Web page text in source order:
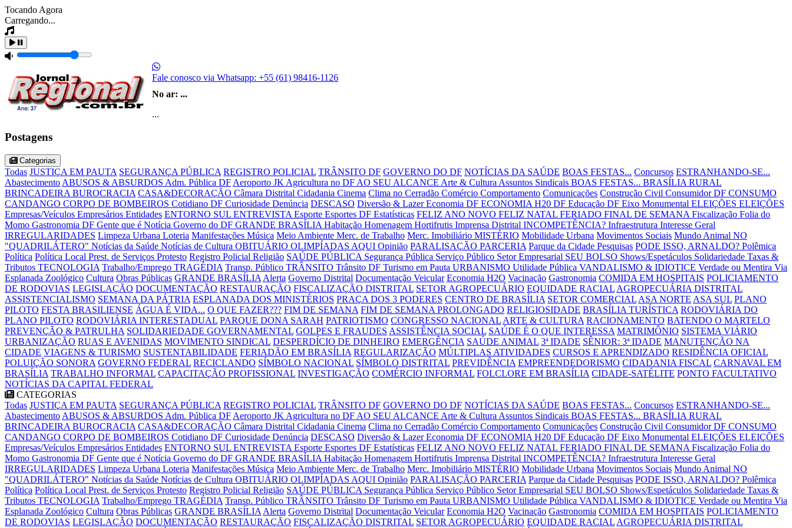
Tocando Agora
Carregando...
Fale conosco via Whatsapp: +55 (61) 98416-1126
No ar: ...
...
Postagens
Categorias
Todas JUSTIÇA EM PAUTA SEGURANÇA PÚBLICA REGISTRO POLICIAL TRÂNSITO DF GOVERNO DO DF NOTÍCIAS DA SAÚDE BOAS FESTAS... Concursos ESTRANHANDO-SE...
AbastecimentoABUSOS & ABSURDOS Adm. Pública DFAeroporto JKAgricultura no DFAO SEU ALCANCE Arte & CulturaAssuntos Sindicais BOAS FESTAS... BRASÍLIA RURAL
BRINCADEIRABUROCRACIA CASA&DECORAÇÃO Câmara Distrital Cidadania Cinema Clima no Cerradão Comércio Comportamento Comunicações Construção Civil Consumidor DF CONSUMO
CANDANGO CORPO DE BOMBEIROS Cotidiano DF Curiosidade Denúncia DESCASO Diversão & LazerEconomia DF ECONOMIA H20 DF Educação DF Eixo Monumental ELEIÇÕES ELEIÇÕES
Empresas/Veículos Empresários Entidades ENTORNO SUL ENTREVISTAEsporte Esportes DF Estatísticas FELIZ ANO NOVO FELIZ NATAL FERIADO FINAL DE SEMANAFiscalização Folia do
Momo Gastronomia DF Gente que é Notícia Governo do DF GRANDE BRASÍLIAHabitação Homenagem Hortifrutis Imprensa Distrital INCOMPETÊNCIA? Infraestrutura Interesse Geral
IRREGULARIDADES Limpeza Urbana Loteria Manifestações Música Meio Ambiente Merc. de Trabalho Merc. Imobiliário MISTÉRIO Mobilidade Urbana Movimentos Sociais Mundo Animal NO
"QUADRILÁTERO" Notícias da Saúde Notícias de Cultura OBITUÁRIO OLIMPÍADAS AQUI Opinião PARALISAÇÃO PARCERIA Parque da Cidade Pesquisas PODE ISSO, ARNALDO? Polêmica
Política Política Local Prest. de Serviços Protesto Registro Policial Religião SAÚDE PÚBLICA Segurança Pública Serviço Público Setor Empresarial SEU BOLSO Shows/Espetáculos Solidariedade Taxas &
Tributos TECNOLOGIA Trabalho/Emprego TRAGÉDIA Transp. Público TRÂNSITO Trânsito DF Turismo em Pauta URBANISMO Utilidade Pública VANDALISMO & IDIOTICE Verdade ou Mentira Via
Esplanada Zoológico Cultura Obras Públicas GRANDE BRASÍLIAAlerta Governo Distrital Documentação Veicular Economia H2O Vacinação Gastronomia COMIDA EM HOSPITAIS POLICIAMENTO
DE RODOVIAS LEGISLAÇÃO DOCUMENTAÇÃO RESTAURAÇÃO FISCALIZAÇÃO DISTRITAL SETOR AGROPECUÁRIO EQUIDADE RACIALAGROPECUÁRIA DISTRITAL
ASSISTENCIALISMO SEMANA DA PÁTRIA ESPLANADA DOS MINISTÉRIOS PRAÇA DOS 3 PODERES CENTRO DE BRASÍLIA SETOR COMERCIALASA NORTE ASA SUL PLANO
PILOTO FESTA BRASILIENSE ÁGUA É VIDA... O QUE FAZER??? FIM DE SEMANA FIM DE SEMANA PROLONGADO RELIGIOSIDADE BRASÍLIA TURÍSTICA RODOVIÁRIA DO
PLANO PILOTO RODOVIÁRIA INTERESTADUAL PARQUE DONA SARAH PATRIOTISMO CONGRESSO NACIONALARTE & CULTURA RACIONAMENTO BATENDO O MARTELO
PREVENÇÃO & PATRULHA SOLIDARIEDADE GOVERNAMENTAL GOLPES E FRAUDES ASSISTÊNCIA SOCIAL SAÚDE É O QUE INTERESSA MATRIMÔNIO SISTEMA VIÁRIO
URBANIZAÇÃO RUAS E AVENIDAS MOVIMENTO SINDICAL DESPERDÍCIO DE DINHEIRO EMERGÊNCIA SAÚDE ANIMAL 3ª IDADE SÊNIOR: 3ª IDADE MANUTENÇÃO NA
CIDADE VIAGENS & TURISMO SUSTENTABILIDADE FERIADÃO EM BRASÍLIA REGULARIZAÇÃO MÚLTIPLAS ATIVIDADES CURSOS E APRENDIZADO RESIDÊNCIA OFICIAL
POLUIÇÃO SONORA GOVERNO FEDERAL RECICLANDO SÍMBOLO NACIONAL SÍMBOLO DISTRITAL PREVIDÊNCIA EMPREENDEDORISMO CIDADANIA FISCAL CARNAVAL EM
BRASÍLIA TRABALHO INFORMAL CAPACITAÇÃO PROFISSIONAL INVESTIGAÇÃO COMÉRCIO INFORMAL FOLCLORE EM BRASÍLIA CIDADE-SATÉLITE PONTO FACULTATIVO
NOTÍCIAS DA CAPITAL FEDERAL
CATEGORIAS
Todas JUSTIÇA EM PAUTA SEGURANÇA PÚBLICA REGISTRO POLICIAL TRÂNSITO DF GOVERNO DO DF NOTÍCIAS DA SAÚDE BOAS FESTAS... Concursos ESTRANHANDO-SE...
AbastecimentoABUSOS & ABSURDOS Adm. Pública DFAeroporto JKAgricultura no DFAO SEU ALCANCE Arte & CulturaAssuntos Sindicais BOAS FESTAS... BRASÍLIA RURAL
BRINCADEIRABUROCRACIA CASA&DECORAÇÃO Câmara Distrital Cidadania Cinema Clima no Cerradão Comércio Comportamento Comunicações Construção Civil Consumidor DF CONSUMO
CANDANGO CORPO DE BOMBEIROS Cotidiano DF Curiosidade Denúncia DESCASO Diversão & LazerEconomia DF ECONOMIA H20 DF Educação DF Eixo Monumental ELEIÇÕES ELEIÇÕES
Empresas/Veículos Empresários Entidades ENTORNO SUL ENTREVISTAEsporte Esportes DF Estatísticas FELIZ ANO NOVO FELIZ NATAL FERIADO FINAL DE SEMANAFiscalização Folia do
Momo Gastronomia DF Gente que é Notícia Governo do DF GRANDE BRASÍLIAHabitação Homenagem Hortifrutis Imprensa Distrital INCOMPETÊNCIA? Infraestrutura Interesse Geral
IRREGULARIDADES Limpeza Urbana Loteria Manifestações Música Meio Ambiente Merc. de Trabalho Merc. Imobiliário MISTÉRIO Mobilidade Urbana Movimentos Sociais Mundo Animal NO
"QUADRILÁTERO" Notícias da Saúde Notícias de Cultura OBITUÁRIO OLIMPÍADAS AQUI Opinião PARALISAÇÃO PARCERIA Parque da Cidade Pesquisas PODE ISSO, ARNALDO? Polêmica
Política Política Local Prest. de Serviços Protesto Registro Policial Religião SAÚDE PÚBLICA Segurança Pública Serviço Público Setor Empresarial SEU BOLSO Shows/Espetáculos Solidariedade Taxas &
Tributos TECNOLOGIA Trabalho/Emprego TRAGÉDIA Transp. Público TRÂNSITO Trânsito DF Turismo em Pauta URBANISMO Utilidade Pública VANDALISMO & IDIOTICE Verdade ou Mentira Via
Esplanada Zoológico Cultura Obras Públicas GRANDE BRASÍLIAAlerta Governo Distrital Documentação Veicular Economia H2O Vacinação Gastronomia COMIDA EM HOSPITAIS POLICIAMENTO
DE RODOVIAS LEGISLAÇÃO DOCUMENTAÇÃO RESTAURAÇÃO FISCALIZAÇÃO DISTRITAL SETOR AGROPECUÁRIO EQUIDADE RACIALAGROPECUÁRIA DISTRITAL